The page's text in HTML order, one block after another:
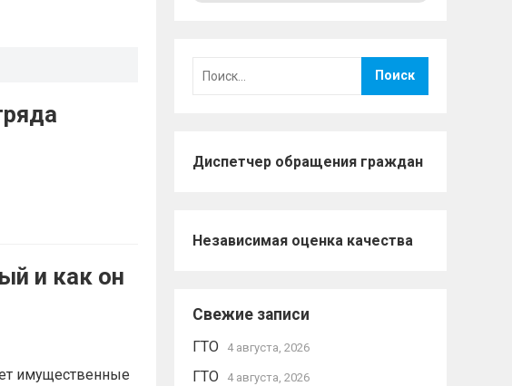
и как он
имущественные
Диспетчер обращения граждан
Независимая оценка качества
Свежие записи
ГТО 4 августа, 2026
ГТО 4 августа, 2026